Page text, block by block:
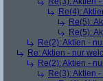
Re(4):
Re(5):
Re(5):
Re(2): Aktien -
Re: Aktien - nur
Re(2): Aktien -
Re(3): Aktien